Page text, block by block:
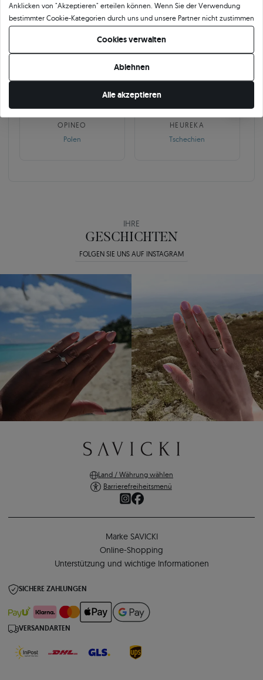
Europa
GEPRÜFTE BEWERTUNGEN UNSERER KUNDEN
10 468
OPINEO
Polen
252
HEUREKA
Tschechien
IHRE
GESCHICHTEN
FOLGEN SIE UNS AUF INSTAGRAM
Land / Währung wählen
Barrierefreiheitsmenü
Marke SAVICKI
Online-Shopping
Unterstützung und wichtige Informationen
SICHERE ZAHLUNGEN
VERSANDARTEN
Anklicken von "Akzeptieren" erteilen können. Wenn Sie der Verwendung
bestimmter Cookie-Kategorien durch uns und unsere Partner nicht zustimmen
möchten, klicken Sie auf "Lassen Sie mich wählen" und bestimmen Sie Ihre
Präferenzen. Sie können Ihre Zustimmung jederzeit widerrufen, indem Sie
Ihre Cookie-Einstellungen ändern.
Cookies verwalten
Ablehnen
Alle akzeptieren